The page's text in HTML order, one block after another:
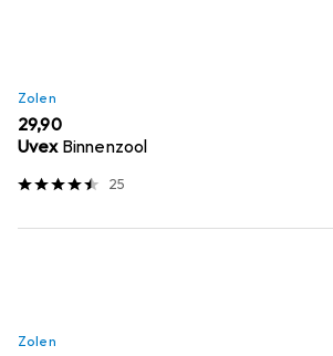
Zolen
EUR
29,90
Uvex Binnenzool
25
Zolen